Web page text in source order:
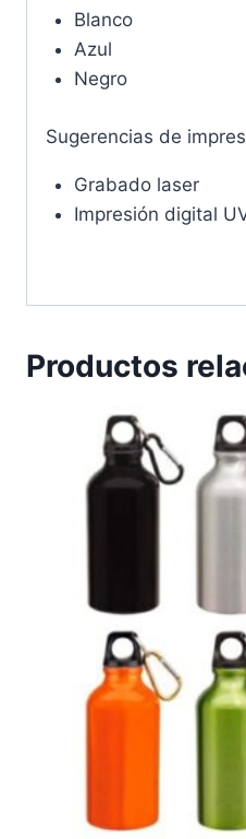
Blanco
Azul
Negro
Sugerencias de
Grabado laser
Impresión digital
Productos